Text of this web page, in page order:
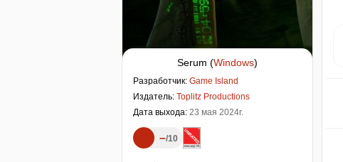
Serum (Windows)
Разработчик: Game Island
Издатель: Toplitz Productions
Дата выхода: 23 мая 2024г.
– 10